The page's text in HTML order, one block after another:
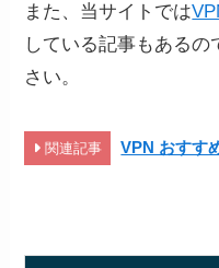
また、当サイトでは
している記事もある
さい。
関連記事 VPN おすす